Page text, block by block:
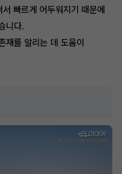
빠르게 어두워지기 때문에
니다.
재를 알리는 데 도움이